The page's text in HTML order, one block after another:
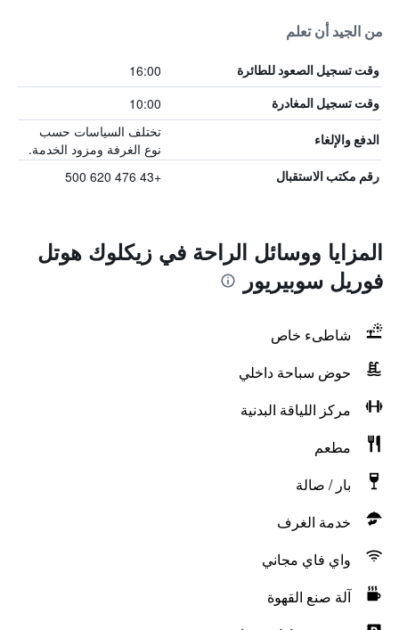
من الجيد أن تعلم
وقت تسجيل الصعود للطائرة 16:00
وقت تسجيل المغادرة 10:00
الدفع والإلغاء
تختلف السياسات حسب
نوع الغرفة ومزود الخدمة.
رقم مكتب الاستقبال +43 476 620 500
المزايا ووسائل الراحة في زيكلوك هوتل
فوريل سوبيريور
شاطىء خاص
حوض سباحة داخلي
مركز اللياقة البدنية
مطعم
بار / صالة
خدمة الغرف
واي فاي مجاني
آلة صنع القهوة